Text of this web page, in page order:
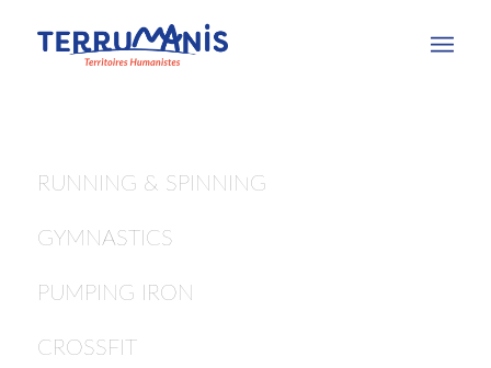
RUNNING & SPINNING
GYMNASTICS
PUMPING IRON
CROSSFIT